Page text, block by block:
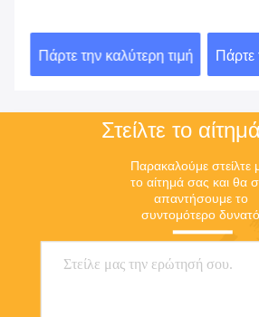
των διαφόρων
χαρακτηριστικών μοντέλων
και σενάριων εφαρμογής
Πάρτε την καλύτερη τιμή Πάρτε
Στείλτε το
Παρακαλούμε στείλτε
το αίτημά σας και θα
απαντήσουμε το
συντομότερο δυνατό.